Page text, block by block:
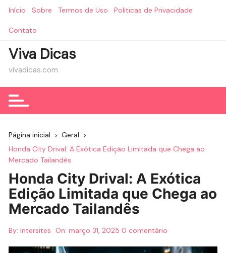
Início Sobre Termos de Uso Politicas de Privacidade
Contato
Viva Dicas
vivadicas.com
Página inicial
Geral
Honda City Drival: A Exótica Edição Limitada que Chega ao
Mercado Tailandês
Honda City Drival: A Exótica
Edição Limitada que Chega ao
Mercado Tailandês
By: Intersites On:março 31, 2025 0 comentário